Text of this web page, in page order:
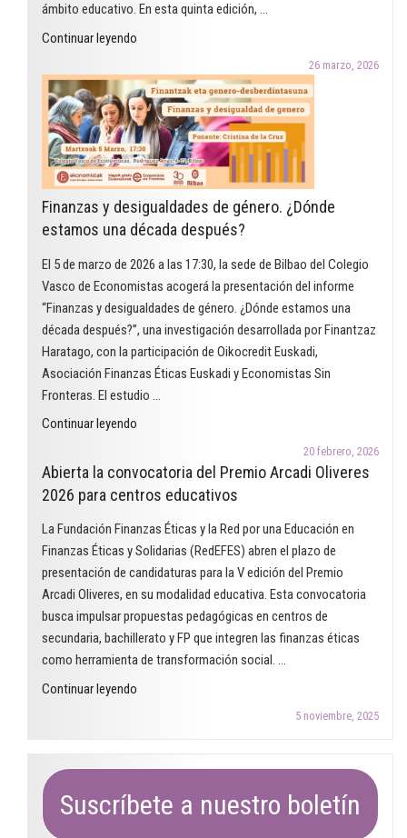
ámbito educativo. En esta quinta edición, …
Continuar leyendo
Arcadi
Oliveres
2026
en
la
modalidad
de
educación
reconoce
un
proyecto
utiliza
cómic
finanzas
éticas
el
aula"
26 marzo, 2026
Finanzas y desigualdades de género. ¿Dónde
estamos una década después?
El 5 de marzo de 2026 a las 17:30, la sede de Bilbao del Colegio
Vasco de Economistas acogerá la presentación del informe
“Finanzas y desigualdades de género. ¿Dónde estamos una
década después?”, una investigación desarrollada por Finantzaz
Haratago, con la participación de Oikocredit Euskadi,
Asociación Finanzas Éticas Euskadi y Economistas Sin
Fronteras. El estudio …
Continuar leyendo
desigualdades
de
¿Dónde
estamos
una
década
después?"
20 febrero, 2026
Abierta la convocatoria del Premio Arcadi Oliveres
2026 para centros educativos
La Fundación Finanzas Éticas y la Red por una Educación en
Finanzas Éticas y Solidarias (RedEFES) abren el plazo de
presentación de candidaturas para la V edición del Premio
Arcadi Oliveres, en su modalidad educativa. Esta convocatoria
busca impulsar propuestas pedagógicas en centros de
secundaria, bachillerato y FP que integren las finanzas éticas
como herramienta de transformación social. …
Continuar leyendo
Arcadi
Oliveres
5 noviembre, 2025
Suscríbete a nuestro boletín